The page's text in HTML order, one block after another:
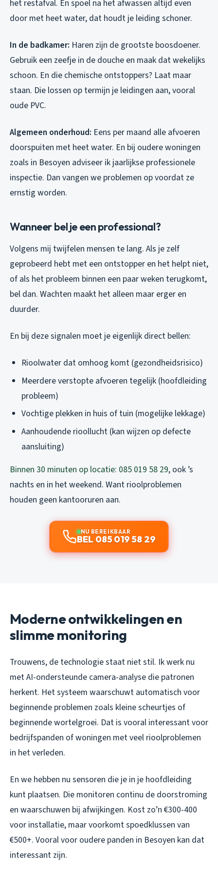
het restafval. En spoel na het afwassen altijd even
door met heet water, dat houdt je leiding schoner.
In de badkamer: Haren zijn de grootste boosdoener.
Gebruik een zeefje in de douche en maak dat wekelijks
schoon. En die chemische ontstoppers? Laat maar
staan. Die lossen op termijn je leidingen aan, vooral
oude PVC.
Algemeen onderhoud: Eens per maand alle afvoeren
doorspuiten met heet water. En bij oudere woningen
zoals in Besoyen adviseer ik jaarlijkse professionele
inspectie. Dan vangen we problemen op voordat ze
ernstig worden.
Wanneer bel je een professional?
Volgens mij twijfelen mensen te lang. Als je zelf
geprobeerd hebt met een ontstopper en het helpt niet,
of als het probleem binnen een paar weken terugkomt,
bel dan. Wachten maakt het alleen maar erger en
duurder.
En bij deze signalen moet je eigenlijk direct bellen:
Rioolwater dat omhoog komt (gezondheidsrisico)
Meerdere verstopte afvoeren tegelijk (hoofdleiding
probleem)
Vochtige plekken in huis of tuin (mogelijke lekkage)
Aanhoudende rioollucht (kan wijzen op defecte
aansluiting)
Binnen 30 minuten op locatie: 085 019 58 29, ook ’s
nachts en in het weekend. Want rioolproblemen
houden geen kantooruren aan.
NU BEREIKBAAR
BEL 085 019 58 29
Moderne ontwikkelingen en
slimme monitoring
Trouwens, de technologie staat niet stil. Ik werk nu
met AI-ondersteunde camera-analyse die patronen
herkent. Het systeem waarschuwt automatisch voor
beginnende problemen zoals kleine scheurtjes of
beginnende wortelgroei. Dat is vooral interessant voor
bedrijfspanden of woningen met veel rioolproblemen
in het verleden.
En we hebben nu sensoren die je in je hoofdleiding
kunt plaatsen. Die monitoren continu de doorstroming
en waarschuwen bij afwijkingen. Kost zo’n €300-400
voor installatie, maar voorkomt spoedklussen van
€500+. Vooral voor oudere panden in Besoyen kan dat
interessant zijn.